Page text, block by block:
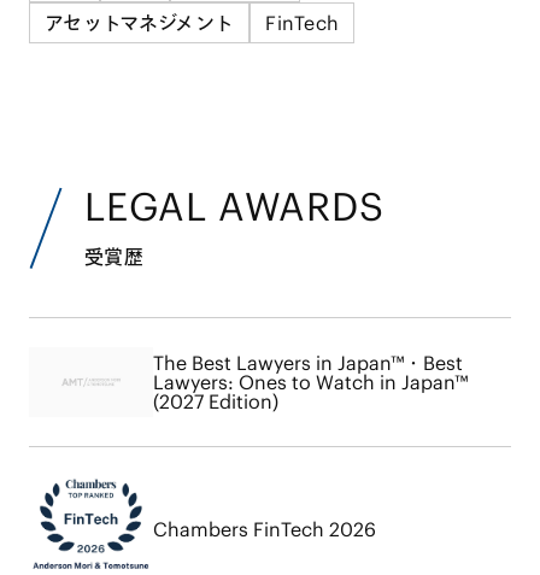
アセットマネジメント
FinTech
LEGAL AWARDS
受賞歴
The Best Lawyers in Japan™・Best
Lawyers: Ones to Watch in Japan™
(2027 Edition)
Chambers FinTech 2026